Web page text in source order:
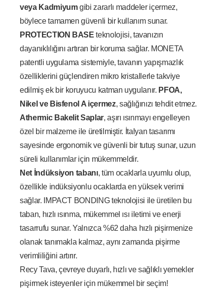
veya Kadmiyumgibi zararlı maddeler içermez,
böylece tamamen güvenli bir kullanım sunar.
PROTECTION BASE teknolojisi, tavanızın
dayanıklılığını artıran bir koruma sağlar. MONETA
patentli uygulama sistemiyle, tavanın yapışmazlık
özelliklerini güçlendiren mikro kristallerle takviye
edilmiş ek bir koruyucu katman uygulanır. PFOA,
Nikel ve Bisfenol A içermez, sağlığınızı tehdit etmez.
Athermic Bakelit Saplar, aşırı ısınmayı engelleyen
özel bir malzeme ile üretilmiştir. İtalyan tasarımı
sayesinde ergonomik ve güvenli bir tutuş sunar, uzun
süreli kullanımlar için mükemmeldir.
Net İndüksiyon tabanı, tüm ocaklarla uyumlu olup,
özellikle indüksiyonlu ocaklarda en yüksek verimi
sağlar. IMPACT BONDING teknolojisi ile üretilen bu
taban, hızlı ısınma, mükemmel ısı iletimi ve enerji
tasarrufu sunar. Yalnızca %62 daha hızlı pişirmenize
olanak tanımakla kalmaz, aynı zamanda pişirme
verimliliğini artırır.
Recy Tava, çevreye duyarlı, hızlı ve sağlıklı yemekler
pişirmek isteyenler için mükemmel bir seçim!